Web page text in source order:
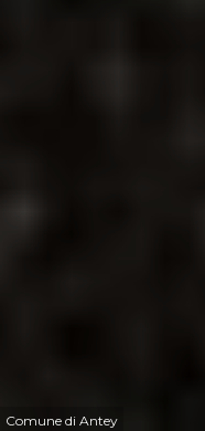
Comune di Antey